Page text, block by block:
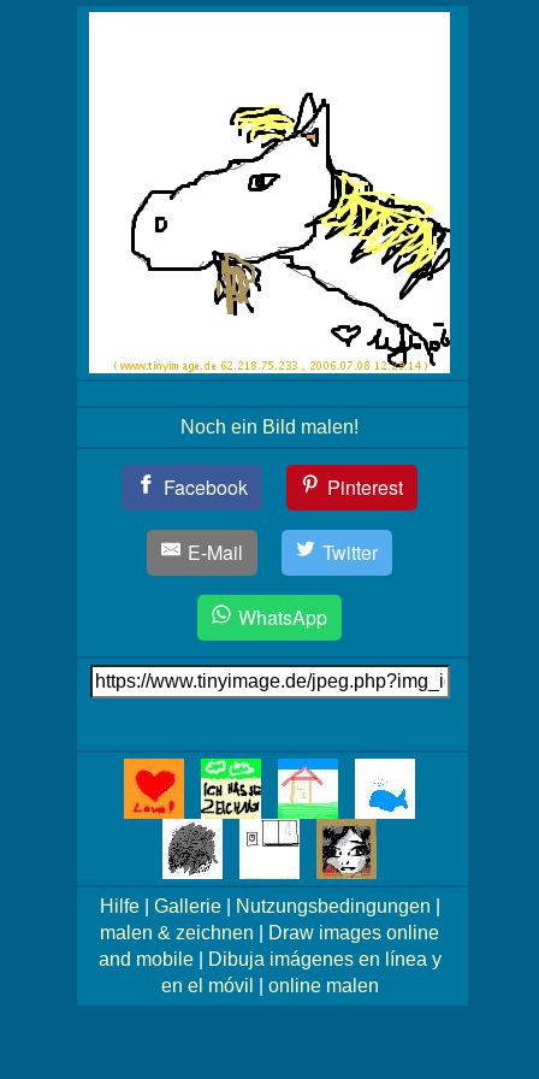
Noch ein Bild malen!
Facebook Pinterest
E-Mail Twitter
WhatsApp
Link
auf's
Bilder!
Hilfe| Gallerie| Nutzungsbedingungen
malen & zeichnen
Draw images online
and mobile|
Dibuja imágenes en línea y
en el móvil
online malen